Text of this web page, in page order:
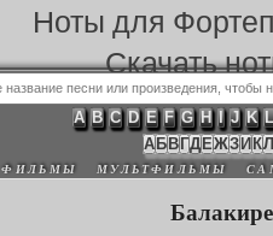
Ноты для
Скачать
A B C D E F G H I J K L
А Б В ГД ЕЖЗ И КЛ
ФИЛЬМЫ МУЛЬТФИЛЬМЫ